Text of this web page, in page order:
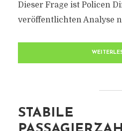
Dieser Frage ist Policen
veröffentlichten Analyse
STABILE